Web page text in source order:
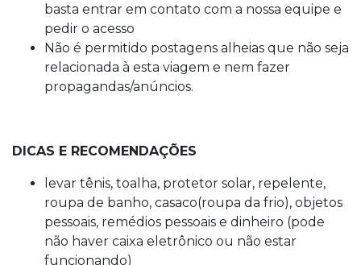
basta entrar em contato com a nossa equipe e
pedir o acesso
Não é permitido postagens alheias que não seja
relacionada à esta viagem e nem fazer
propagandas/anúncios.
DICAS E RECOMENDAÇÕES
levar tênis, toalha, protetor solar, repelente,
roupa de banho, casaco(roupa da frio), objetos
pessoais, remédios pessoais e dinheiro (pode
não haver caixa eletrônico ou não estar
funcionando)